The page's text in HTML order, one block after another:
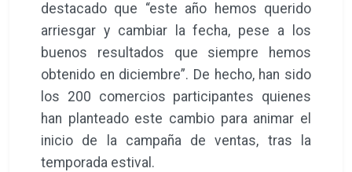
destacado que “este año hemos querido
arriesgar y cambiar la fecha, pese a los
buenos resultados que siempre hemos
obtenido en diciembre”. De hecho, han sido
los 200 comercios participantes quienes
han planteado este cambio para animar el
inicio de la campaña de ventas, tras la
temporada estival.